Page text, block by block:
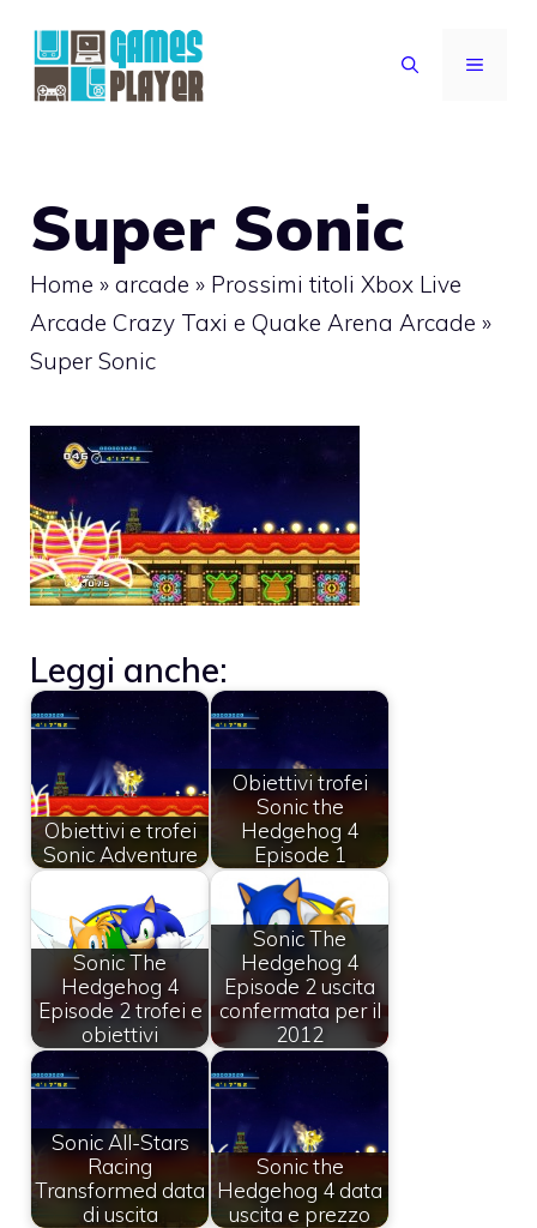
contenuto
MENU
Super Sonic
Home » arcade » Prossimi titoli Xbox Live
Arcade Crazy Taxi e Quake Arena Arcade »
Super Sonic
Leggi anche:
Obiettivi e trofei
Sonic Adventure
Obiettivi trofei
Sonic the
Hedgehog 4
Episode 1
Sonic The
Hedgehog 4
Episode 2 trofei e
obiettivi
Sonic The
Hedgehog 4
Episode 2 uscita
confermata per il
2012
Sonic All-Stars
Racing
Transformed data
di uscita
Sonic the
Hedgehog 4 data
uscita e prezzo